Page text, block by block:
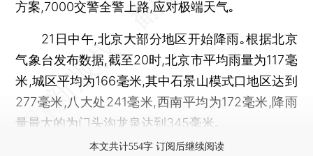
方案,7000交警全警上路,应对极端天气｡
21日中午,北京大部分地区开始降雨｡根据北京
气象台发布数据,截至20时,北京市平均雨量为117毫
米,城区平均为166毫米,其中石景山模式口地区达到
277毫米,八大处241毫米,西南平均为172毫米,降雨
量最大的为门头沟龙泉达到345毫米｡
本文共计554字 订阅后继续阅读